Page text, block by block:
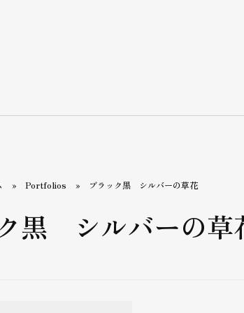
» Portfolios » ブラック黒 シルバーの草花
黒 シルバーの草